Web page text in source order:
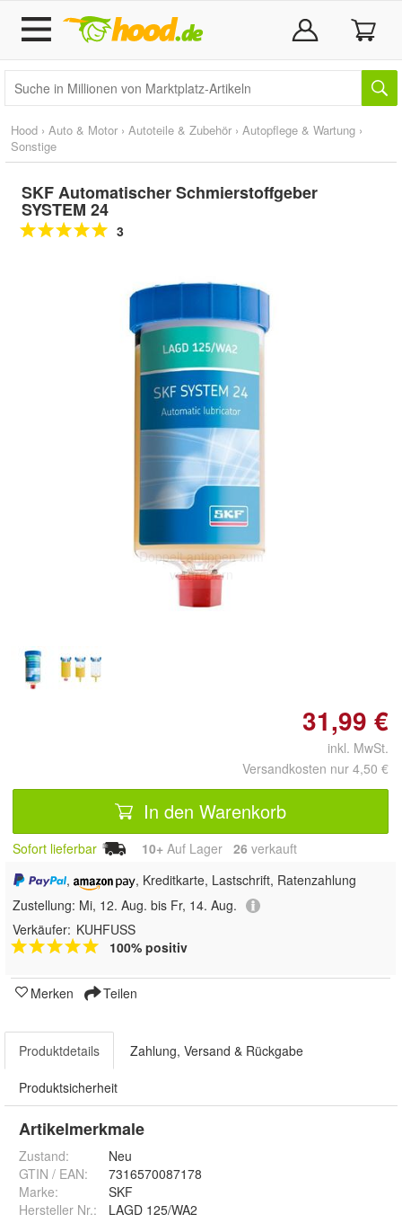
Hood › Auto & Motor › Autoteile & Zubehör › Autopflege & Wartung ›
Sonstige
SKF Automatischer Schmierstoffgeber
SYSTEM 24
3
Doppelt antippen zum
vergrößern
31,99 €
inkl. MwSt.
Versandkosten nur 4,50 €
In den Warenkorb
Sofort lieferbar 10+ Auf Lager 26 verkauft
,
, Kreditkarte, Lastschrift, Ratenzahlung
Zustellung: Mi, 12. Aug. bis Fr, 14. Aug.
Verkäufer: KUHFUSS
100% positiv
Merken Teilen
Produktdetails Zahlung, Versand & Rückgabe
Produktsicherheit
Artikelmerkmale
Zustand:
Neu
GTIN / EAN:
7316570087178
Marke:
SKF
Hersteller Nr.:
LAGD 125/WA2